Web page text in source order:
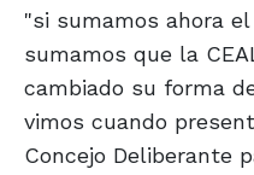
"si sumamos ahora
sumamos que la
cambiado su forma
vimos cuando
Concejo Deliberante